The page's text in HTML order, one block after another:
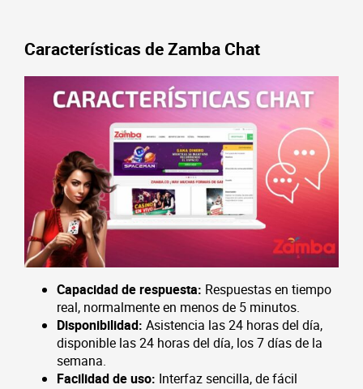
Características de Zamba Chat
Capacidad de respuesta: Respuestas en tiempo
real, normalmente en menos de 5 minutos.
Disponibilidad: Asistencia las 24 horas del día,
disponible las 24 horas del día, los 7 días de la
semana.
Facilidad de uso: Interfaz sencilla, de fácil